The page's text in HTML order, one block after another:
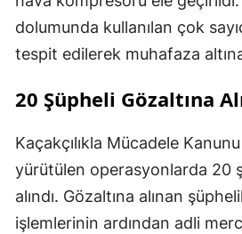
dolumunda kullanılan çok
tespit edilerek muhafaza altına
20 Şüpheli Gözaltına
Kaçakçılıkla Mücadele
yürütülen operasyonlarda 20
alındı. Gözaltına alınan
işlemlerinin ardından adli